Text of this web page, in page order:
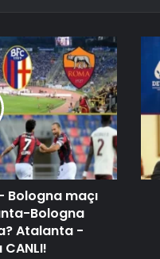
Bologna maçı
Bologna
Atalanta -